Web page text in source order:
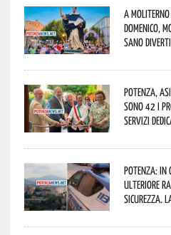
A
Domenico,
sano
Potenza,
sono 42 i
servizi
Potenza:
ulteriore
sicurezza.